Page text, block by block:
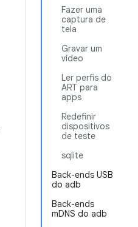
Fazer uma
captura de
tela
Gravar um
vídeo
Ler perfis do
ART para
apps
Redefinir
dispositivos
de teste
sqlite
Back-ends USB
do adb
Back-ends
mDNS do adb